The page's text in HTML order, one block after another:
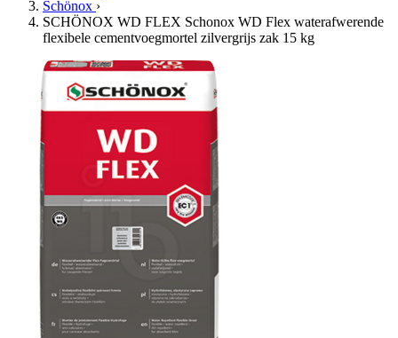
Schönox ›
SCHÖNOX WD FLEX Schonox WD Flex waterafwerende
flexibele cementvoegmortel zilvergrijs zak 15 kg